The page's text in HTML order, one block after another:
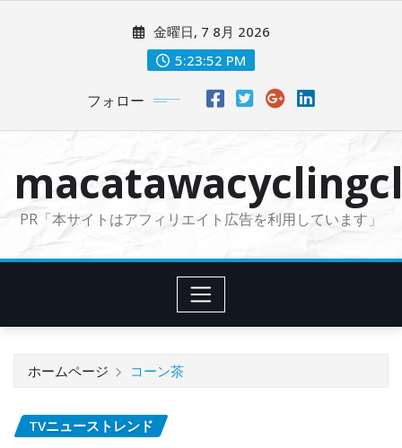
に
金曜日, 7 8月 2026
5:23:53 PM
フォロー
PR「本サイトはアフィリエイト広告を利用しています」
ホームページ コーン茶
TVニューストレンド